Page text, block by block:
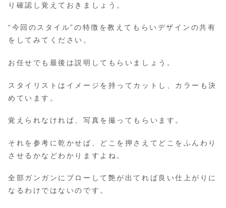
り確認し覚えておきましょう。
“今回のスタイル”の特徴を教えてもらいデザインの共有
をしてみてください。
お任せでも最後は説明してもらいましょう。
スタイリストはイメージを持ってカットし、カラーも決
めています。
覚えられなければ、写真を撮ってもらいます。
それを参考に乾かせば、どこを押さえてどこをふんわり
させるかなどわかりますよね。
全部ガンガンにブローして艶が出てれば良い仕上がりに
なるわけではないのです。